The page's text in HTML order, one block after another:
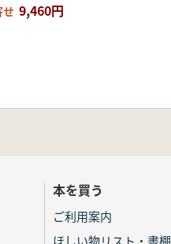
9,460円
本を買う
ご利用案内